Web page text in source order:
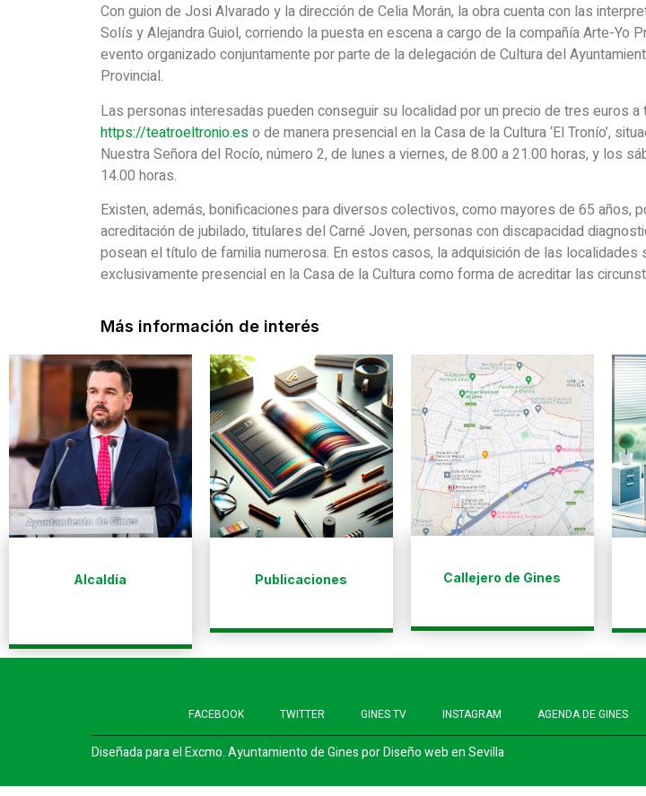
Con guion de Josi Alvarado y la dirección de Celia Morán, la obra cuenta con las
Solís y Alejandra Guiol, corriendo la puesta en escena a cargo de la compañía Arte-Yo
evento organizado conjuntamente por parte de la delegación de Cultura del
Provincial.
Las personas interesadas pueden conseguir su localidad por un precio de tres euros
https://teatroeltronio.eso de manera presencial en la Casa de la Cultura ‘El Tronío’,
Nuestra Señora del Rocío, número 2, de lunes a viernes, de 8.00 a 21.00 horas, y los
14.00 horas.
Existen, además, bonificaciones para diversos colectivos, como mayores de 65 años,
acreditación de jubilado, titulares del Carné Joven, personas con discapacidad
posean el título de familia numerosa. En estos casos, la adquisición de las localidades
exclusivamente presencial en la Casa de la Cultura como forma de acreditar las
Más información de interés
Alcaldía Publicaciones Callejero de Gines
FACEBOOK TWITTER GINES TV INSTAGRAM AGENDA DE GINES
Diseñada para el Excmo. Ayuntamiento de Gines porDiseño web en Sevilla